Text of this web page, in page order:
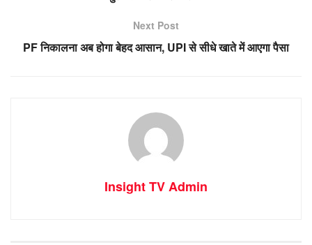
Next Post
PF निकालना अब होगा बेहद आसान, UPI से सीधे खाते में आएगा पैसा
Insight TV Admin